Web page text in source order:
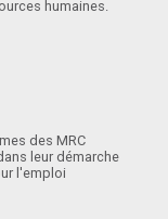
humaines.
des MRC
leur démarche
l'emploi